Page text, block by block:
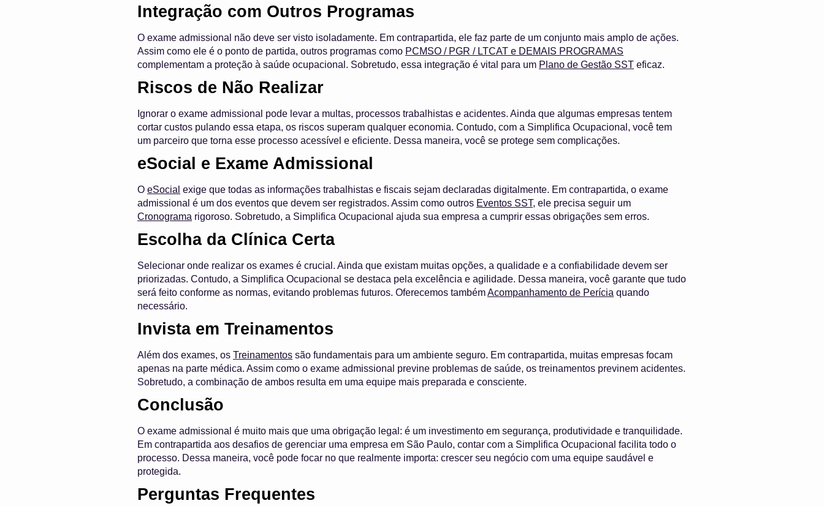
Integração com Outros Programas
O exame admissional não deve ser visto isoladamente. Em contrapartida, ele faz parte de um conjunto mais amplo de ações.
Assim como ele é o ponto de partida, outros programas como PCMSO / PGR / LTCAT e DEMAIS PROGRAMAS
complementam a proteção à saúde ocupacional. Sobretudo, essa integração é vital para um Plano de Gestão SST eficaz.
Riscos de Não Realizar
Ignorar o exame admissional pode levar a multas, processos trabalhistas e acidentes. Ainda que algumas empresas tentem
cortar custos pulando essa etapa, os riscos superam qualquer economia. Contudo, com a Simplifica Ocupacional, você tem
um parceiro que torna esse processo acessível e eficiente. Dessa maneira, você se protege sem complicações.
eSocial e Exame Admissional
O eSocial exige que todas as informações trabalhistas e fiscais sejam declaradas digitalmente. Em contrapartida, o exame
admissional é um dos eventos que devem ser registrados. Assim como outros Eventos SST, ele precisa seguir um
Cronograma rigoroso. Sobretudo, a Simplifica Ocupacional ajuda sua empresa a cumprir essas obrigações sem erros.
Escolha da Clínica Certa
Selecionar onde realizar os exames é crucial. Ainda que existam muitas opções, a qualidade e a confiabilidade devem ser
priorizadas. Contudo, a Simplifica Ocupacional se destaca pela excelência e agilidade. Dessa maneira, você garante que tudo
será feito conforme as normas, evitando problemas futuros. Oferecemos tambémAcompanhamento de Perícia quando
necessário.
Invista em Treinamentos
Além dos exames, os Treinamentos são fundamentais para um ambiente seguro. Em contrapartida, muitas empresas focam
apenas na parte médica. Assim como o exame admissional previne problemas de saúde, os treinamentos previnem acidentes.
Sobretudo, a combinação de ambos resulta em uma equipe mais preparada e consciente.
Conclusão
O exame admissional é muito mais que uma obrigação legal: é um investimento em segurança, produtividade e tranquilidade.
Em contrapartida aos desafios de gerenciar uma empresa em São Paulo, contar com a Simplifica Ocupacional facilita todo o
processo. Dessa maneira, você pode focar no que realmente importa: crescer seu negócio com uma equipe saudável e
protegida.
Perguntas Frequentes